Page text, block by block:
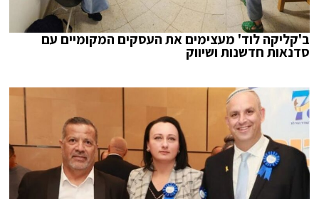
ב'קליקה לוד' מעצימים את העסקים המקומיים עם
סדנאות חדשנות ושיווק